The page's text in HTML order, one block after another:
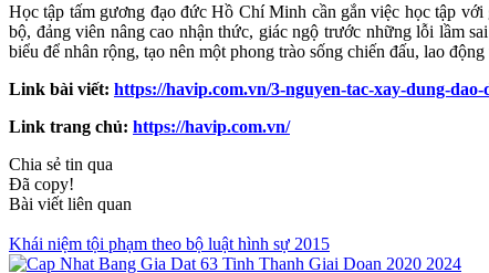
Học tập tấm gương đạo đức Hồ Chí Minh cần gắn việc học tập
bộ, đảng viên nâng cao nhận thức, giác ngộ trước những lỗi lầm
biểu để nhân rộng, tạo nên một phong trào sống chiến đấu, lao
Link bài viết: https://havip.com.vn/3-nguyen-tac-xay-dung-dao-
Link trang chủ: https://havip.com.vn/
Chia sẻ tin qua
Đã copy!
Bài viết liên quan
Khái niệm tội phạm theo bộ luật hình sự 2015